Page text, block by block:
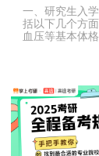
一、研究生入
括以下几个方
血压等基本体